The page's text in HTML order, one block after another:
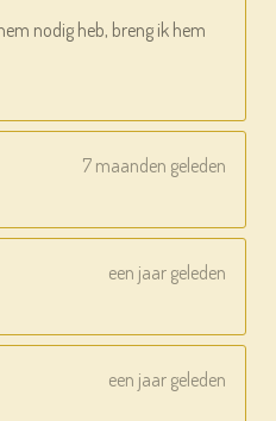
nodig heb, breng ik hem
7 maanden geleden
een jaar geleden
een jaar geleden